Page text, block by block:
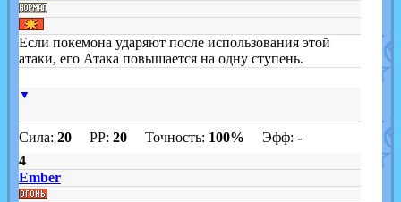
Если покемона ударяют после использования этой
атаки, его Атака повышается на одну ступень.
▼
Сила: 20PP: 20Точность: 100% Эфф: -
4
Ember